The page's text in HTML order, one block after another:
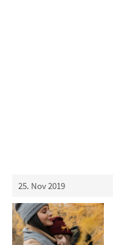
25. Nov 2019